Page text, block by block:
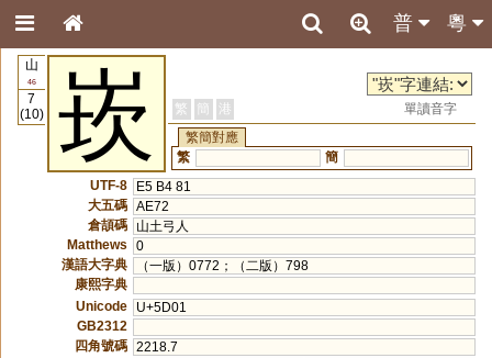
粵
普
山
46
7
(10)
崁 繁 簡 港
單讀音字
繁簡對應
繁
簡
UTF-8
E5 B4 81
大五碼 AE72
倉頡碼
山土弓人
Matthews
0
漢語大字典
（一版）0772；（二版）798
康熙字典
Unicode
U+5D01
GB2312
四角號碼 2218.7